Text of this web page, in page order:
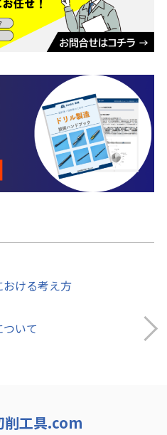
ける考え方
いて
削工具.com